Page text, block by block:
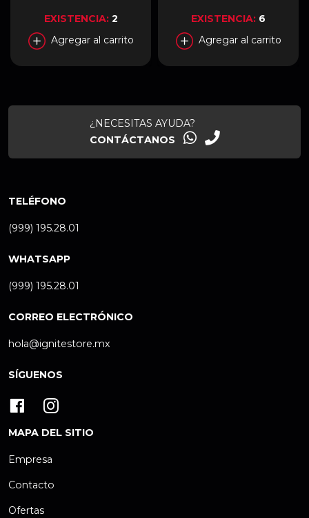
EXISTENCIA: 2
Agregar al carrito
EXISTENCIA: 6
Agregar al carrito
¿NECESITAS AYUDA?
CONTÁCTANOS
TELÉFONO
(999) 195.28.01
WHATSAPP
(999) 195.28.01
CORREO ELECTRÓNICO
hola@ignitestore.mx
SÍGUENOS
MAPA DEL SITIO
Empresa
Contacto
Ofertas